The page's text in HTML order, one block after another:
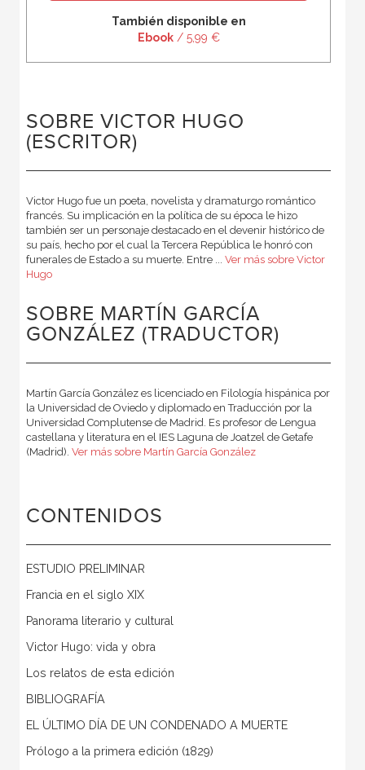
También disponible en
Ebook/ 5,99 €
SOBRE VICTOR HUGO
(ESCRITOR)
Victor Hugo fue un poeta, novelista y dramaturgo romántico
francés. Su implicación en la política de su época le hizo
también ser un personaje destacado en el devenir histórico de
su país, hecho por el cual la Tercera República le honró con
funerales de Estado a su muerte. Entre ... Ver más sobre Victor
Hugo
SOBRE MARTÍN GARCÍA
GONZÁLEZ (TRADUCTOR)
Martín García González es licenciado en Filología hispánica por
la Universidad de Oviedo y diplomado en Traducción por la
Universidad Complutense de Madrid. Es profesor de Lengua
castellana y literatura en el IES Laguna de Joatzel de Getafe
(Madrid). Ver más sobre Martín García González
CONTENIDOS
ESTUDIO PRELIMINAR
Francia en el siglo XIX
Panorama literario y cultural
Victor Hugo: vida y obra
Los relatos de esta edición
BIBLIOGRAFÍA
EL ÚLTIMO DÍA DE UN CONDENADO A MUERTE
Prólogo a la primera edición (1829)